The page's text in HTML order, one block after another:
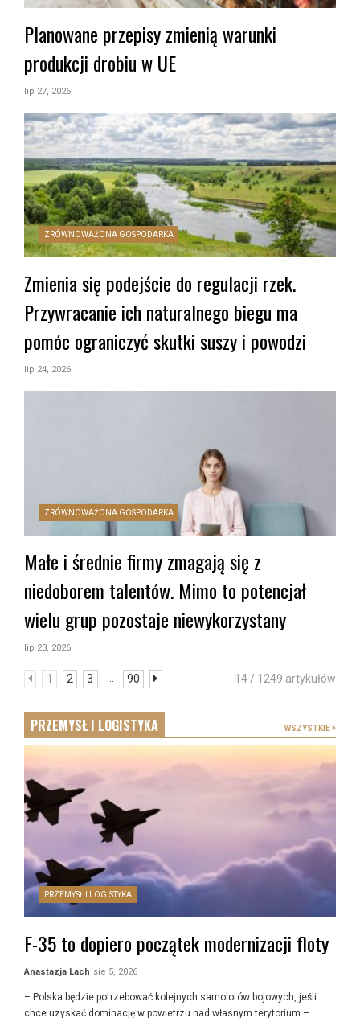
Planowane przepisy zmienią warunki
produkcji drobiu w UE
lip 27, 2026
ZRÓWNOWAŻONA GOSPODARKA
Zmienia się podejście do regulacji rzek.
Przywracanie ich naturalnego biegu ma
pomóc ograniczyć skutki suszy i powodzi
lip 24, 2026
ZRÓWNOWAŻONA GOSPODARKA
Małe i średnie firmy zmagają się z
niedoborem talentów. Mimo to potencjał
wielu grup pozostaje niewykorzystany
lip 23, 2026
1 2 3 90 14 / 1249 artykułów
PRZEMYSŁ I LOGISTYKA WSZYSTKIE
PRZEMYSŁ I LOGISTYKA
F-35 to dopiero początek modernizacji floty
Anastazja Lach sie 5, 2026
– Polska będzie potrzebować kolejnych samolotów bojowych, jeśli
chce uzyskać dominację w powietrzu nad własnym terytorium –